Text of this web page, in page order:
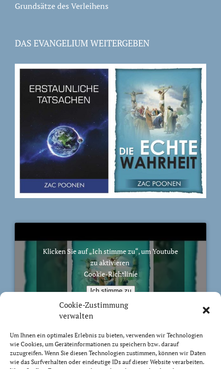
Cookie-Zustimmung
verwalten
Um Ihnen ein optimales Erlebnis zu bieten, verwenden wir Technologien
wie Cookies, um Geräteinformationen zu speichern bzw. darauf
zuzugreifen. Wenn Sie diesen Technologien zustimmen, können wir Daten
wie das Surfverhalten oder eindeutige IDs auf dieser Website verarbeiten.
Grundsätze des Verleihens
DAS EVANGELIUM WEITERGEBEN
Klicken Sie auf „Ich stimme zu“, um Youtube
zu aktivieren
Cookie-Richtlinie
Ich stimme zu
BIBELVERS DES TAGES